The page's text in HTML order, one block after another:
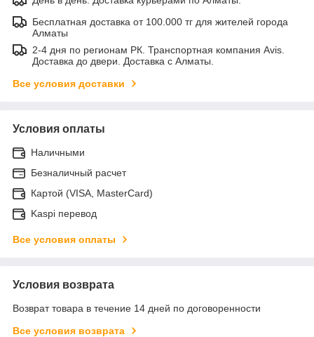
Бесплатная доставка от 100.000 тг для жителей города
Алматы
2-4 дня по регионам РК. Транспортная компания Avis.
Доставка до двери. Доставка с Алматы.
Все условия доставки
Условия оплаты
Наличными
Безналичный расчет
Картой (VISA, MasterCard)
Kaspi перевод
Все условия оплаты
Условия возврата
Возврат товара в течение 14 дней по договоренности
Все условия возврата